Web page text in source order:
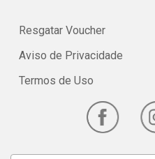
Resgatar Voucher
Aviso de Privacidade
Termos de Uso